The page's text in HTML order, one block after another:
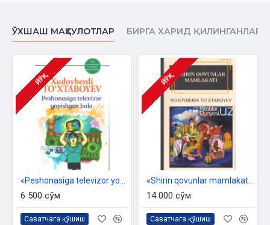
ЎХШАШ МАҲСУЛОТЛАР БИРГА ХАРИД ҚИЛИНГАНЛАР
ЙЎҚ
6 500 сўм
Саватчага қўшиш
ЙЎҚ
14 000 сўм
Саватчага қўшиш